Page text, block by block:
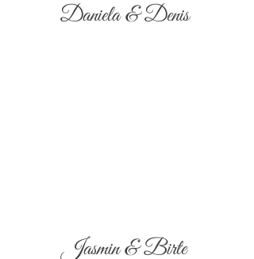
Daniela & Denis
Jasmin & Birte